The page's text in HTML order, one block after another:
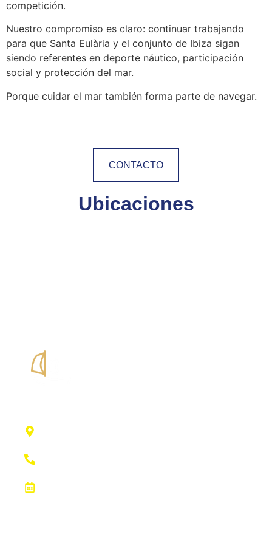
competición.
Nuestro compromiso es claro: continuar trabajando
para que Santa Eulària y el conjunto de Ibiza sigan
siendo referentes en deporte náutico, participación
social y protección del mar.
Porque cuidar el mar también forma parte de navegar.
CONTACTO
Ubicaciones